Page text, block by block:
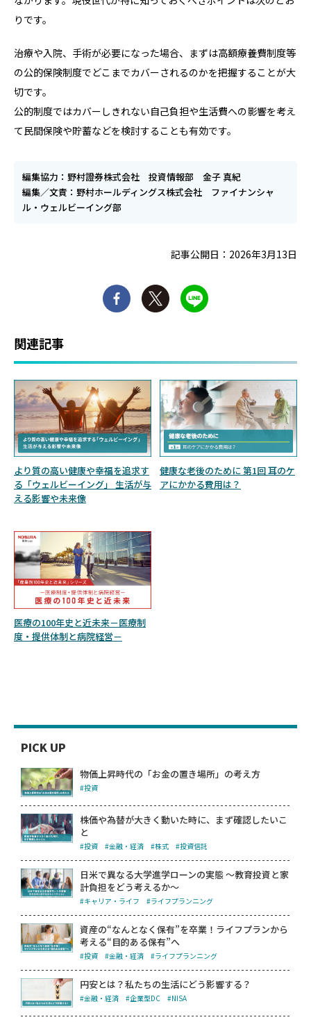
りです。
治療や入院、手術が必要になった場合、まずは高額療養費制度等
の公的保険制度でどこまでカバーされるのかを把握することが大
切です。
公的制度ではカバーしきれない自己負担や生活費への影響を考え
て民間保険や貯蓄などを検討することも有効です。
編集協力：野村證券株式会社 投資情報部 金子 真紀
編集／文責：野村ホールディングス株式会社 ファイナンシャ
ル・ウェルビーイング部
記事公開日：2026年3月13日
関連記事
より質の高い健康や幸福を追求す
る「ウェルビーイング」 生活が与
える影響や未来像
健康な老後のために 第1回 耳のケ
アにかかる費用は？
医療の100年史と近未来－医療制
度・提供体制と病院経営－
PICK UP
物価上昇時代の「お金の置き場所」の考え方
#投資
株価や為替が大きく動いた時に、まず確認したいこ
と
#投資 #金融・経済 #株式 #投資信託
日米で異なる大学進学ローンの実態 ～教育投資と家
計負担をどう考えるか～
#キャリア・ライフ #ライフプランニング
資産の“なんとなく保有”を卒業！ライフプランから
考える“目的ある保有”へ
#投資 #金融・経済 #ライフプランニング
円安とは？私たちの生活にどう影響する？
#金融・経済 #企業型DC #NISA